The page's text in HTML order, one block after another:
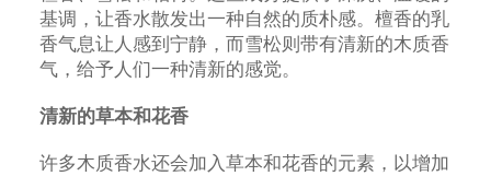
基调，让香水散发出一种自然的质朴感。檀香的乳
香气息让人感到宁静，而雪松则带有清新的木质香
气，给予人们一种清新的感觉。
清新的草本和花香
许多木质香水还会加入草本和花香的元素，以增加